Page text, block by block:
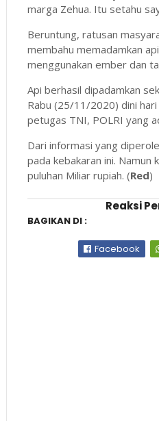
marga Zehua. Itu setahu
Beruntung, ratusan
membahu memadamkan
menggunakan ember dan
Api berhasil dipadamkan
Rabu (25/11/2020) dini
petugas TNI, POLRI yang
Dari informasi yang
pada kebakaran ini. Namun
puluhan Miliar rupiah. (Red)
Reaksi
BAGIKAN DI :
Facebook